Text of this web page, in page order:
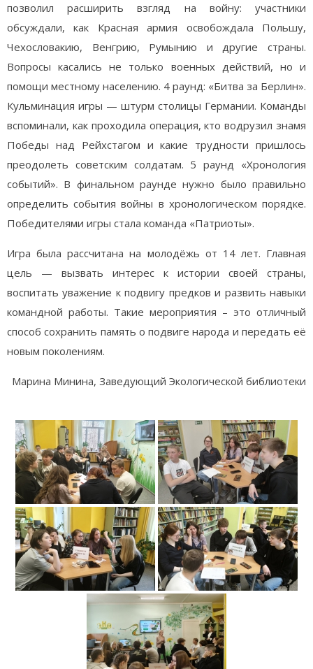
позволил расширить взгляд на войну: участники
обсуждали, как Красная армия освобождала Польшу,
Чехословакию, Венгрию, Румынию и другие страны.
Вопросы касались не только военных действий, но и
помощи местному населению. 4 раунд: «Битва за Берлин».
Кульминация игры — штурм столицы Германии. Команды
вспоминали, как проходила операция, кто водрузил знамя
Победы над Рейхстагом и какие трудности пришлось
преодолеть советским солдатам. 5 раунд «Хронология
событий». В финальном раунде нужно было правильно
определить события войны в хронологическом порядке.
Победителями игры стала команда «Патриоты».
Игра была рассчитана на молодёжь от 14 лет. Главная
цель — вызвать интерес к истории своей страны,
воспитать уважение к подвигу предков и развить навыки
командной работы. Такие мероприятия – это отличный
способ сохранить память о подвиге народа и передать её
новым поколениям.
Марина Минина, Заведующий Экологической библиотеки